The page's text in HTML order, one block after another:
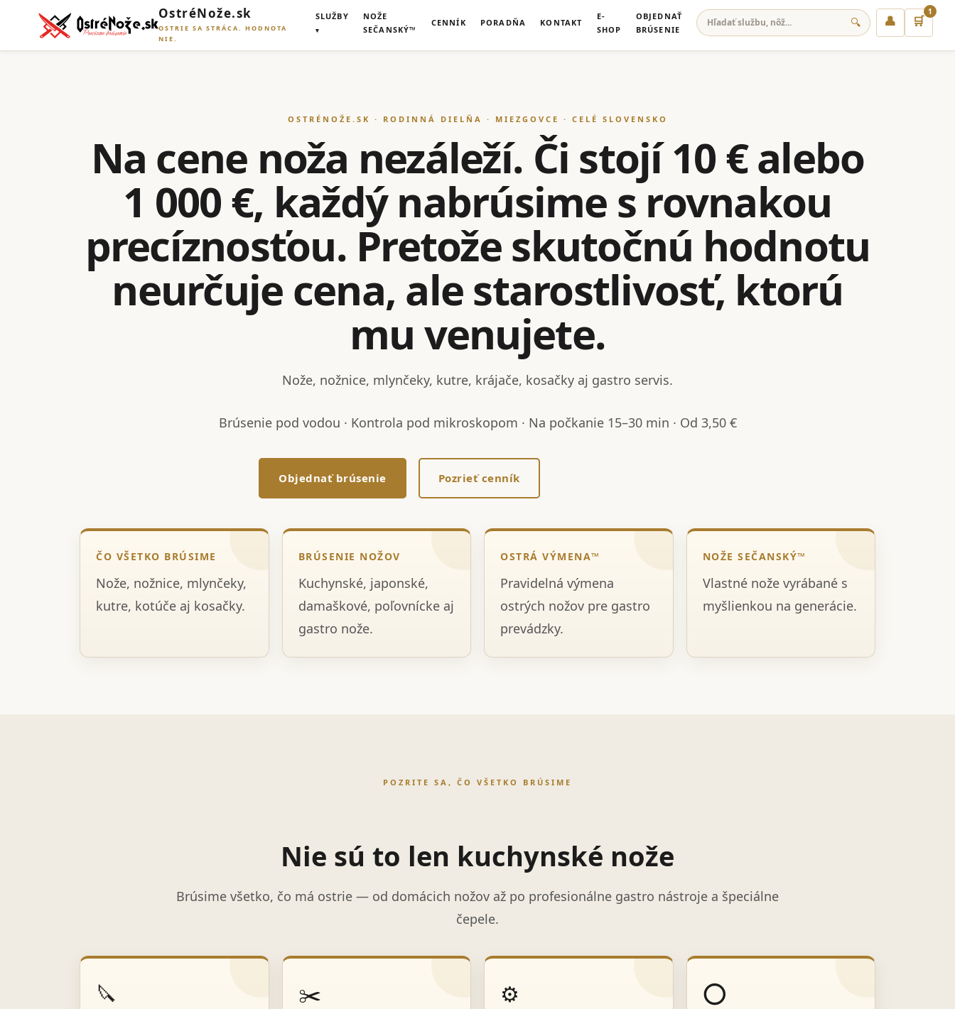
OstréNože.sk
OSTRIE SA STRÁCA. HODNOTA
NIE.
SLUŽBY
NOŽE
SEČANSKÝ™
CENNÍK PORADŇA KONTAKT
E-
SHOP
OBJEDNAŤ
BRÚSENIE
🔍 👤 🛒
1
OSTRÉNOŽE.SK · RODINNÁ DIELŇA · MIEZGOVCE · CELÉ SLOVENSKO
Na cene noža nezáleží. Či stojí 10 € alebo
1 000 €, každý nabrúsime s rovnakou
precíznosťou. Pretože skutočnú hodnotu
neurčuje cena, ale starostlivosť, ktorú
mu venujete.
Nože, nožnice, mlynčeky, kutre, krájače, kosačky aj gastro servis.
Brúsenie pod vodou · Kontrola pod mikroskopom · Na počkanie 15–30 min · Od 3,50 €
Objednať brúsenie Pozrieť cenník
ČO VŠETKO BRÚSIME
Nože, nožnice, mlynčeky,
kutre, kotúče aj kosačky.
BRÚSENIE NOŽOV
Kuchynské, japonské,
damaškové, poľovnícke aj
gastro nože.
OSTRÁ VÝMENA™
Pravidelná výmena
ostrých nožov pre gastro
prevádzky.
NOŽE SEČANSKÝ™
Vlastné nože vyrábané s
myšlienkou na generácie.
POZRITE SA, ČO VŠETKO BRÚSIME
Nie sú to len kuchynské nože
Brúsime všetko, čo má ostrie — od domácich nožov až po profesionálne gastro nástroje a špeciálne
čepele.
🔪 ✂️ ⚙️ ⭕